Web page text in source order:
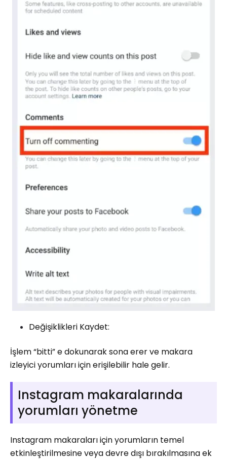
Değişiklikleri Kaydet:
İşlem “bitti” e dokunarak sona erer ve makara
izleyici yorumları için erişilebilir hale gelir.
Instagram makaralarında
yorumları yönetme
Instagram makaraları için yorumların temel
etkinleştirilmesine veya devre dışı bırakılmasına ek